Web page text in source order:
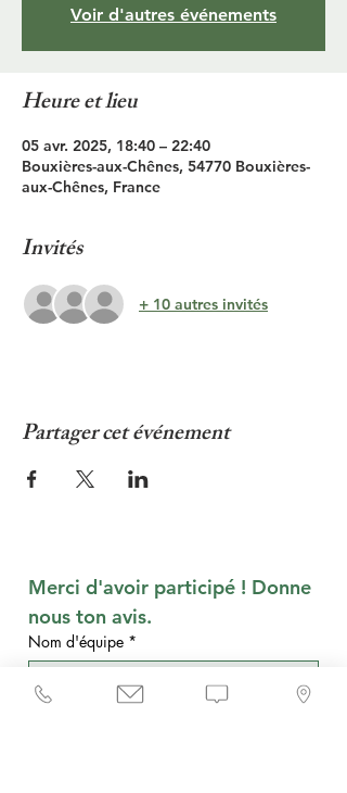
Voir d'autres événements
Heure et lieu
05 avr. 2025, 18:40 – 22:40
Bouxières-aux-Chênes, 54770 Bouxières-
aux-Chênes, France
Invités
+ 10 autres invités
Partager cet événement
Merci d'avoir participé ! Donne
nous ton avis.
Nom d'équipe *